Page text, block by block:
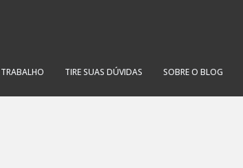
TIRE SUAS DÚVIDAS SOBRE O BLOG